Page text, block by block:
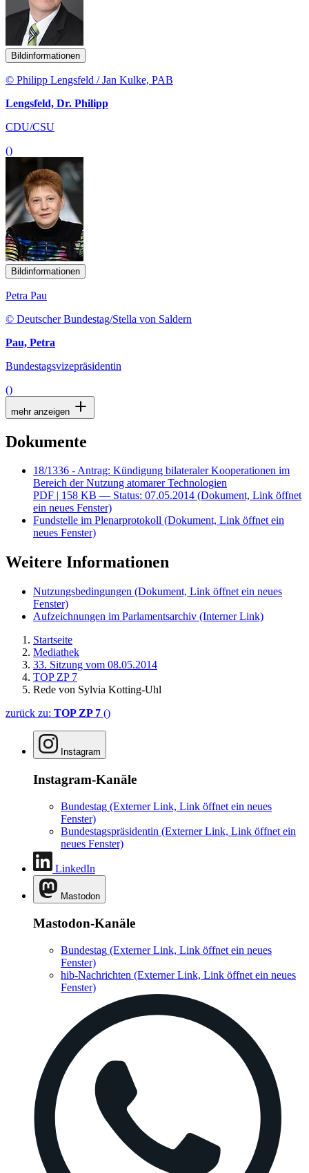
Bildinformationen
© Philipp Lengsfeld / Jan Kulke, PAB
Lengsfeld, Dr. Philipp
CDU/CSU
()
Bildinformationen
Petra Pau
© Deutscher Bundestag/Stella von Saldern
Pau, Petra
Bundestagsvizepräsidentin
()
mehr anzeigen
Dokumente
18/1336 - Antrag: Kündigung bilateraler Kooperationen im
Bereich der Nutzung atomarer Technologien
PDF | 158 KB — Status: 07.05.2014 (Dokument, Link öffnet
ein neues Fenster)
Fundstelle im Plenarprotokoll (Dokument, Link öffnet ein
neues Fenster)
Weitere Informationen
Nutzungsbedingungen (Dokument, Link öffnet ein neues
Fenster)
Aufzeichnungen im Parlamentsarchiv (Interner Link)
Startseite
Mediathek
33. Sitzung vom 08.05.2014
TOP ZP 7
Rede von Sylvia Kotting-Uhl
zurück zu: TOP ZP 7 ()
Instagram
Instagram-Kanäle
Bundestag (Externer Link, Link öffnet ein neues
Fenster)
Bundestagspräsidentin (Externer Link, Link öffnet ein
neues Fenster)
LinkedIn
Mastodon
Mastodon-Kanäle
Bundestag (Externer Link, Link öffnet ein neues
Fenster)
hib-Nachrichten (Externer Link, Link öffnet ein neues
Fenster)